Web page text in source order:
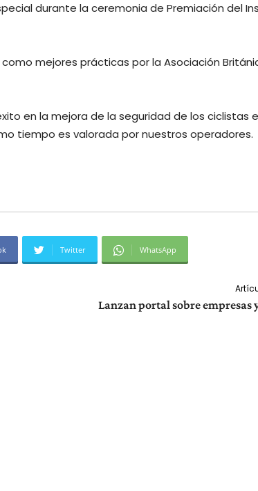
durante la ceremonia de Premiación del
mejores prácticas por la Asociación
en la mejora de la seguridad de los ciclistas
tiempo es valorada por nuestros operadores.
Twitter WhatsApp
Lanzan portal sobre empresas